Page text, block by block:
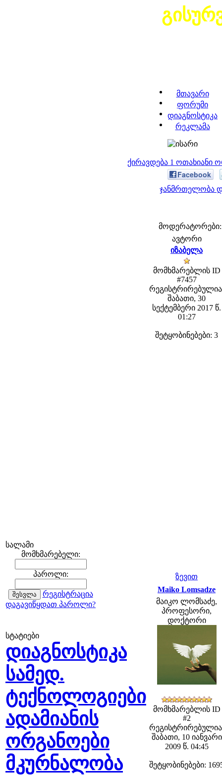
მთავარი
ფორუმი
დიაგნოსტიკა
რეკლამა
ქირავდება 1 ოთახიანი
სალამი
მომხმარებელი:
პაროლი:
რეგისტრაცია
დაგავიწყდათ პაროლი?
სტატიები
დიაგნოსტიკა
სამედ.
ტექნოლოგიები
ადამიანის
ორგანოები
მკურნალობა
Facebook
ჯანმრთელობა
მოდერატორები:
ავტორი
იზაბელა
მომხმარებლის ID
#7457
შაბათი, 30
სექტემბერი 2017 წ.
01:27
შეტყობინებები: 3
ზევით
Maiko Lomsadze
მაიკო ლომსაძე,
პროფესორი,
დოქტორი
მომხმარებლის ID
#2
შაბათი, 10 იანვარი
2009 წ. 04:45
შეტყობინებები: